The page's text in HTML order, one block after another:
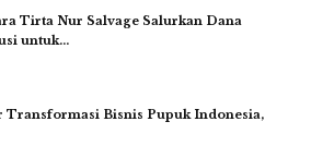
Tirta Nur Salvage Salurkan Dana
untuk…
Transformasi Bisnis Pupuk Indonesia,